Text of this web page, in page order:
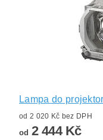
Lampa do
od 2 020 Kč bez DPH
od 2 444 Kč